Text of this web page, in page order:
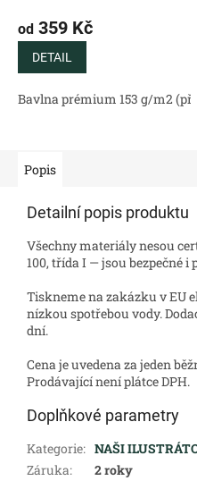
od 359 Kč
DETAIL
Bavlna prémium 153 g/m2
Popis
Detailní popis produktu
Všechny materiály nesou
100, třída I — jsou bezpečné
Tiskneme na zakázku v EU
nízkou spotřebou vody.
dní.
Cena je uvedena za jeden
Prodávající není plátce DPH.
Doplňkové parametry
Kategorie: NAŠI
Záruka:
2 roky